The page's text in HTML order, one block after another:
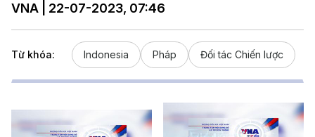
VNA | 22-07-2023, 07:46
Từ khóa: Indonesia Pháp Đối tác Chiến lược